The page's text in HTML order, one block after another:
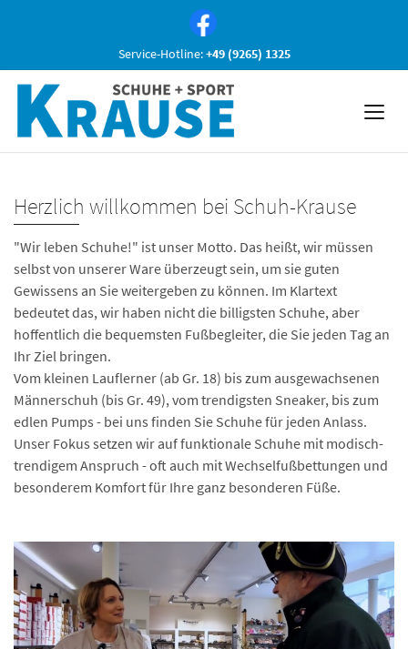
Service-Hotline:+49 (9265) 1325
Herzlich willkommen bei Schuh-Krause
"Wir leben Schuhe!" ist unser Motto. Das heißt, wir müssen
selbst von unserer Ware überzeugt sein, um sie guten
Gewissens an Sie weitergeben zu können. Im Klartext
bedeutet das, wir haben nicht die billigsten Schuhe, aber
hoffentlich die bequemsten Fußbegleiter, die Sie jeden Tag an
Ihr Ziel bringen.
Vom kleinen Lauflerner (ab Gr. 18) bis zum ausgewachsenen
Männerschuh (bis Gr. 49), vom trendigsten Sneaker, bis zum
edlen Pumps - bei uns finden Sie Schuhe für jeden Anlass.
Unser Fokus setzen wir auf funktionale Schuhe mit modisch-
trendigem Anspruch - oft auch mit Wechselfußbettungen und
besonderem Komfort für Ihre ganz besonderen Füße.